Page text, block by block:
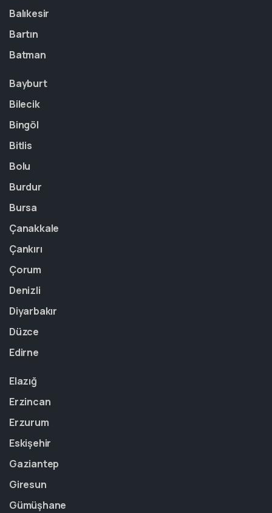
Balıkesir
Bartın
Batman
Bayburt
Bilecik
Bingöl
Bitlis
Bolu
Burdur
Bursa
Çanakkale
Çankırı
Çorum
Denizli
Diyarbakır
Düzce
Edirne
Elazığ
Erzincan
Erzurum
Eskişehir
Gaziantep
Giresun
Gümüşhane